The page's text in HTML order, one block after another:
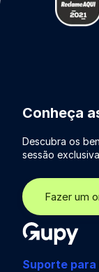
Conheça
Descubra os
sessão
Fazer um
Suporte para